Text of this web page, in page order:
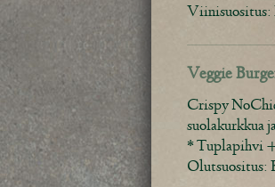
Viinisuositus:
Veggie
Crispy
suolakurkkua
* Tuplapihvi
Olutsuositus: